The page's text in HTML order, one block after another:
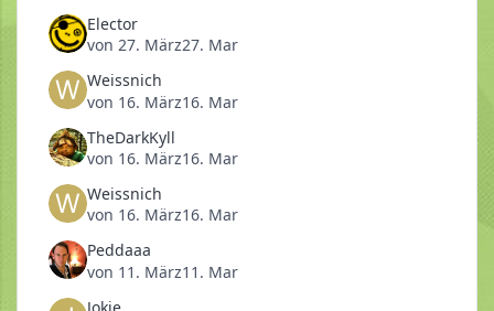
Elector
von 27. März27. Mar
Weissnich
von 16. März16. Mar
TheDarkKyll
von 16. März16. Mar
Weissnich
von 16. März16. Mar
Peddaaa
von 11. März11. Mar